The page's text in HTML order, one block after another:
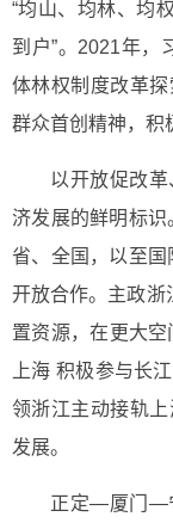
“均山、均林、均
到户”。2021年，
体林权制度改革
群众首创精神，积
以开放促改
济发展的鲜明标识
省、全国，以至国
开放合作。主政浙
置资源，在更大
上海 积极参与长
领浙江主动接轨
发展。
正定—厦门—